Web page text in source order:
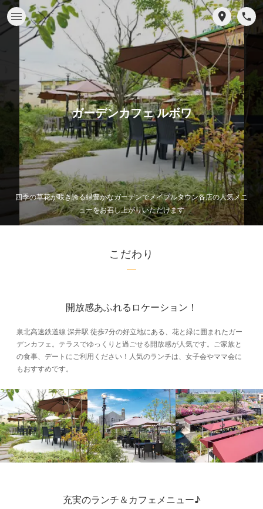
ガーデンカフェ ルボワ
四季の草花が咲き誇る緑豊かなガーデンでメイプルタウン各店の人気メニ
ューをお召し上がりいただけます
こだわり
開放感あふれるロケーション！
泉北高速鉄道線 深井駅 徒歩7分の好立地にある、花と緑に囲まれたガー
デンカフェ。テラスでゆっくりと過ごせる開放感が人気です。ご家族と
の食事、デートにご利用ください！人気のランチは、女子会やママ会に
もおすすめです。
充実のランチ＆カフェメニュー♪